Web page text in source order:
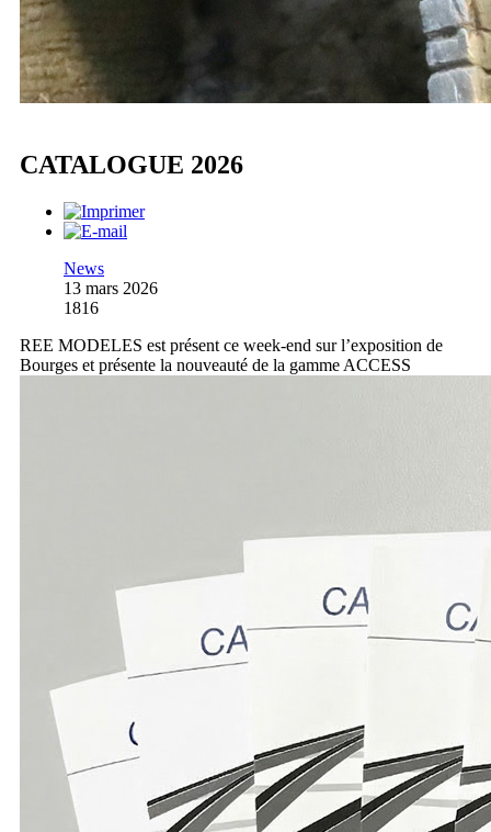
CATALOGUE 2026
News
13 mars 2026
1816
REE MODELES est présent ce week-end sur l’exposition de
Bourges et présente la nouveauté de la gamme ACCESS